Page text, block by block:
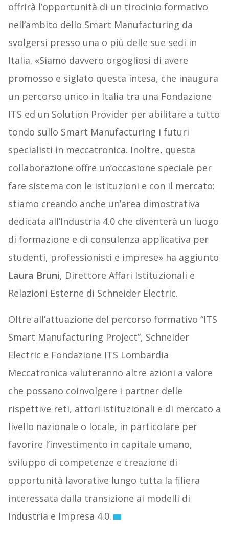
offrirà l’opportunità di un tirocinio formativo
nell’ambito dello Smart Manufacturing da
svolgersi presso una o più delle sue sedi in
Italia. «Siamo davvero orgogliosi di avere
promosso e siglato questa intesa, che inaugura
un percorso unico in Italia tra una Fondazione
ITS ed un Solution Provider per abilitare a tutto
tondo sullo Smart Manufacturing i futuri
specialisti in meccatronica. Inoltre, questa
collaborazione offre un’occasione speciale per
fare sistema con le istituzioni e con il mercato:
stiamo creando anche un’area dimostrativa
dedicata all’Industria 4.0 che diventerà un luogo
di formazione e di consulenza applicativa per
studenti, professionisti e imprese» ha aggiunto
Laura Bruni, Direttore Affari Istituzionali e
Relazioni Esterne di Schneider Electric.
Oltre all’attuazione del percorso formativo “ITS
Smart Manufacturing Project”, Schneider
Electric e Fondazione ITS Lombardia
Meccatronica valuteranno altre azioni a valore
che possano coinvolgere i partner delle
rispettive reti, attori istituzionali e di mercato a
livello nazionale o locale, in particolare per
favorire l’investimento in capitale umano,
sviluppo di competenze e creazione di
opportunità lavorative lungo tutta la filiera
interessata dalla transizione ai modelli di
Industria e Impresa 4.0.